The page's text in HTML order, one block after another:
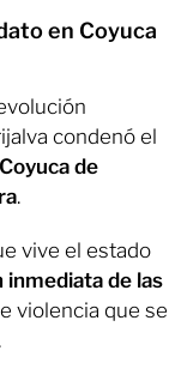
en Coyuca
condenó el
de
.
vive el estado
de las
violencia que se